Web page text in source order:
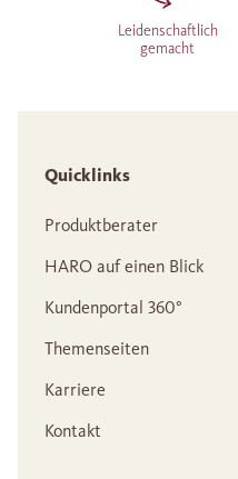
Leidenschaftlich
gemacht
Quicklinks
Produktberater
HARO auf einen Blick
Kundenportal 360°
Themenseiten
Karriere
Kontakt